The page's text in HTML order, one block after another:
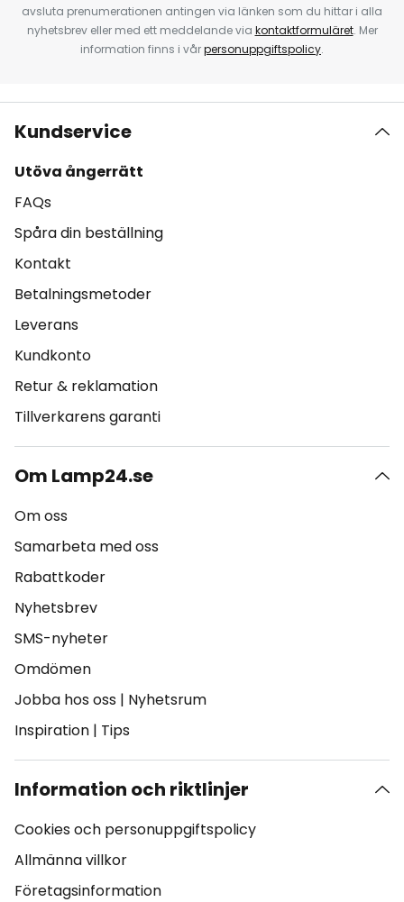
avsluta prenumerationen antingen via länken som du hittar i alla
nyhetsbrev eller med ett meddelande via kontaktformuläret. Mer
information finns i vårpersonuppgiftspolicy.
Kundservice
Utöva ångerrätt
FAQs
Spåra din beställning
Kontakt
Betalningsmetoder
Leverans
Kundkonto
Retur & reklamation
Tillverkarens garanti
Om Lamp24.se
Om oss
Samarbeta med oss
Rabattkoder
Nyhetsbrev
SMS-nyheter
Omdömen
Jobba hos oss | Nyhetsrum
Inspiration | Tips
Information och riktlinjer
Cookies och personuppgiftspolicy
Allmänna villkor
Företagsinformation